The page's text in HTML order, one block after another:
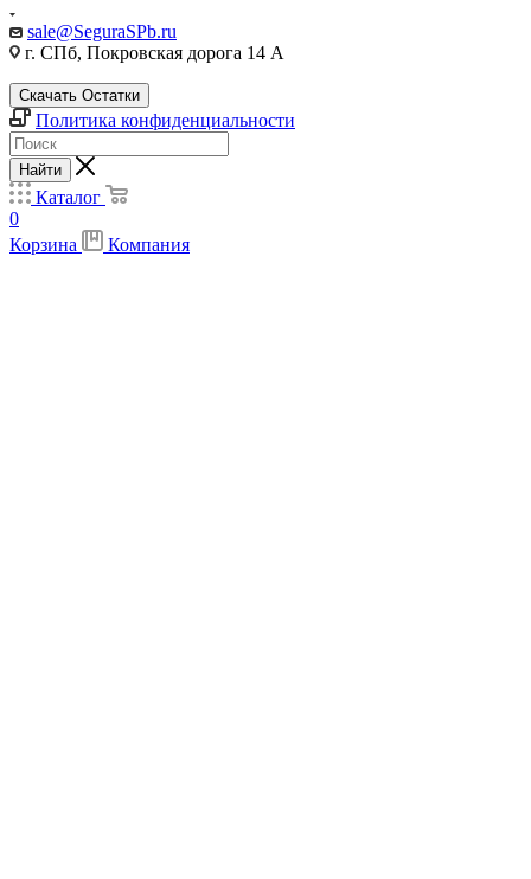
sale@SeguraSPb.ru
г. СПб, Покровская дорога 14 А
Скачать Остатки
Политика конфиденциальности
Найти
Каталог
0
Корзина
Компания